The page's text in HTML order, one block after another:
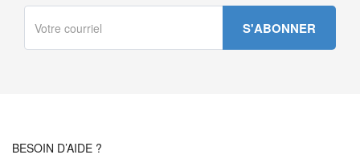
BESOIN D’AIDE ?